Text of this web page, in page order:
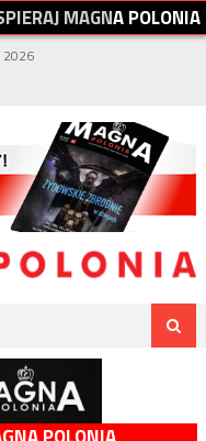
PIERAJMAGNAPOLONIA
2026